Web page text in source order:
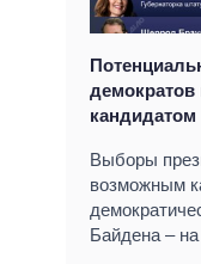
кандидатом
Выборы
возможным
Байдена –